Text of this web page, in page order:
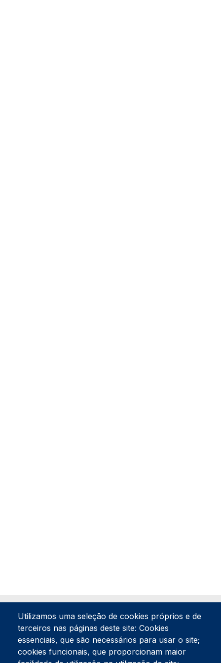
Utilizamos uma seleção de cookies próprios e de
terceiros nas páginas deste site: Cookies
essenciais, que são necessários para usar o site;
cookies funcionais, que proporcionam maior